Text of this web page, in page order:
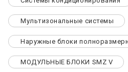
Мультизональные системы
Наружные блоки
МОДУЛЬНЫЕ БЛОКИ SMZ V